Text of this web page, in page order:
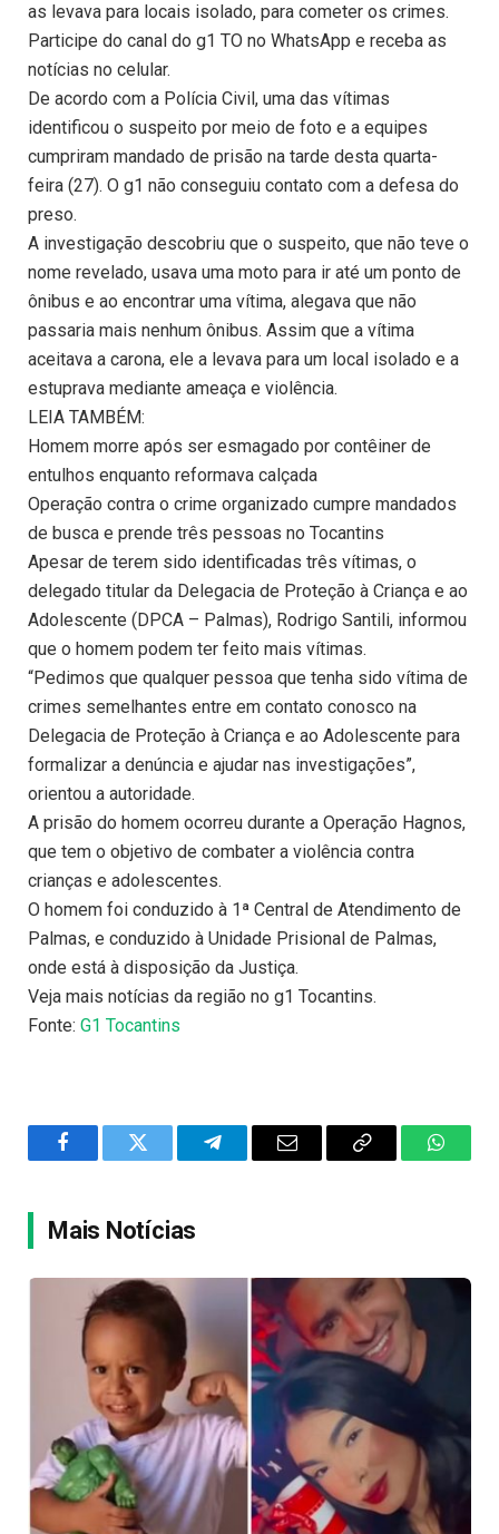
as levava para locais isolado, para cometer os crimes.
Participe do canal do g1 TO no WhatsApp e receba as
notícias no celular.
De acordo com a Polícia Civil, uma das vítimas
identificou o suspeito por meio de foto e a equipes
cumpriram mandado de prisão na tarde desta quarta-
feira (27). O g1 não conseguiu contato com a defesa do
preso.
A investigação descobriu que o suspeito, que não teve o
nome revelado, usava uma moto para ir até um ponto de
ônibus e ao encontrar uma vítima, alegava que não
passaria mais nenhum ônibus. Assim que a vítima
aceitava a carona, ele a levava para um local isolado e a
estuprava mediante ameaça e violência.
LEIA TAMBÉM:
Homem morre após ser esmagado por contêiner de
entulhos enquanto reformava calçada
Operação contra o crime organizado cumpre mandados
de busca e prende três pessoas no Tocantins
Apesar de terem sido identificadas três vítimas, o
delegado titular da Delegacia de Proteção à Criança e ao
Adolescente (DPCA – Palmas), Rodrigo Santili, informou
que o homem podem ter feito mais vítimas.
“Pedimos que qualquer pessoa que tenha sido vítima de
crimes semelhantes entre em contato conosco na
Delegacia de Proteção à Criança e ao Adolescente para
formalizar a denúncia e ajudar nas investigações”,
orientou a autoridade.
A prisão do homem ocorreu durante a Operação Hagnos,
que tem o objetivo de combater a violência contra
crianças e adolescentes.
O homem foi conduzido à 1ª Central de Atendimento de
Palmas, e conduzido à Unidade Prisional de Palmas,
onde está à disposição da Justiça.
Veja mais notícias da região no g1 Tocantins.
Fonte: G1 Tocantins
FacebookTwitter TelegramEmail
Copy
Mais Notícias